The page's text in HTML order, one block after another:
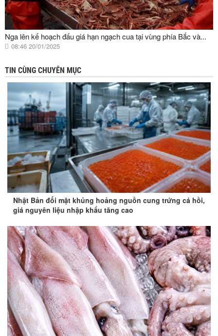
Nga lên kế hoạch đấu giá hạn ngạch cua tại vùng phía Bắc và...
08:46 20/01/2025
TIN CÙNG CHUYÊN MỤC
Nhật Bản đối mặt khủng hoảng nguồn cung trứng cá hồi,
giá nguyên liệu nhập khẩu tăng cao